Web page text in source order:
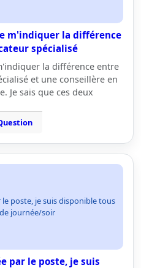
m'indiquer la différence
spécialisé
la différence entre
et une conseillère en
Je sais que ces deux
le poste, je suis disponible tous
journée/soir
par le poste, je suis